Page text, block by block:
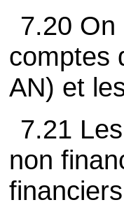
7.20 On
comptes
AN) et
7.21
non